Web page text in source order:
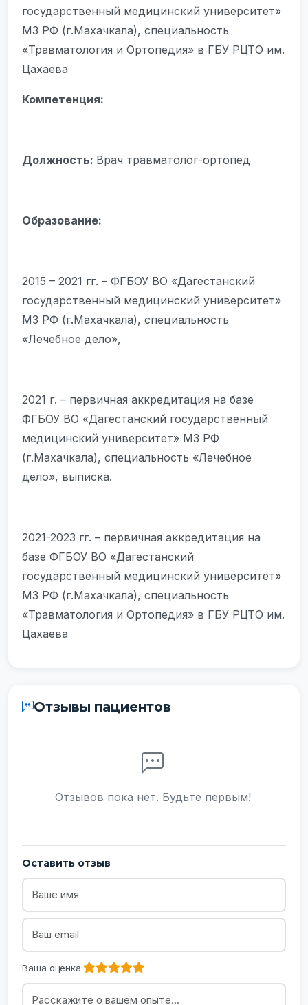
государственный медицинский университет»
МЗ РФ (г.Махачкала), специальность
«Травматология и Ортопедия» в ГБУ РЦТО им.
Цахаева
Компетенция:
Должность: Врач травматолог-ортопед
Образование:
2015 – 2021 гг. – ФГБОУ ВО «Дагестанский
государственный медицинский университет»
МЗ РФ (г.Махачкала), специальность
«Лечебное дело»,
2021 г. – первичная аккредитация на базе
ФГБОУ ВО «Дагестанский государственный
медицинский университет» МЗ РФ
(г.Махачкала), специальность «Лечебное
дело», выписка.
2021-2023 гг. – первичная аккредитация на
базе ФГБОУ ВО «Дагестанский
государственный медицинский университет»
МЗ РФ (г.Махачкала), специальность
«Травматология и Ортопедия» в ГБУ РЦТО им.
Цахаева
Отзывы пациентов
Отзывов пока нет. Будьте первым!
Оставить отзыв
Не заполняйте это поле
Ваша оценка: